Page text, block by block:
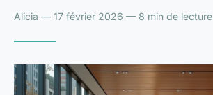
Alicia — 17 février 2026 — 8 min de lecture